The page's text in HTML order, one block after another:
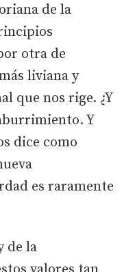
de la
otra de
liviana y
que nos rige. ¿Y
Y
dice como
es raramente
de la